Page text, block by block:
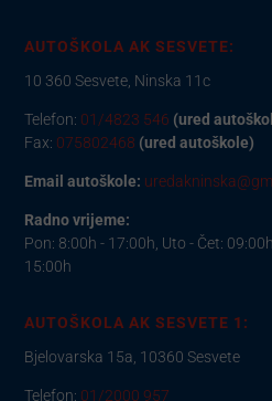
AUTOŠKOLA AK SESVETE:
10 360 Sesvete, Ninska 11c
Telefon: 01/4823 546 (ured
Fax: 075802468 (ured autoškole)
Email autoškole:
Radno vrijeme:
Pon: 8:00h - 17:00h, Uto - Čet:
15:00h
AUTOŠKOLA AK SESVETE 1:
Bjelovarska 15a, 10360 Sesvete
Telefon: 01/2000 957